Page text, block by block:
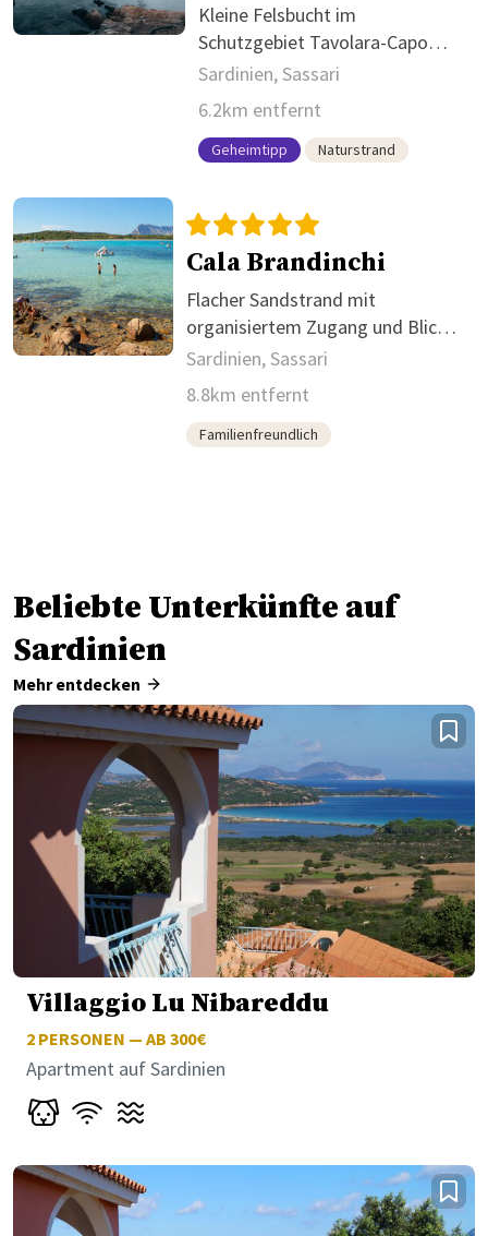
Kleine Felsbucht im
Schutzgebiet Tavolara-Capo
Coda Cavallo
Sardinien, Sassari
6.2km entfernt
Geheimtipp Naturstrand
Cala Brandinchi
Flacher Sandstrand mit
organisiertem Zugang und Blick
auf Tavolara
Sardinien, Sassari
8.8km entfernt
Familienfreundlich
Beliebte Unterkünfte auf
Sardinien
Mehr entdecken
Villaggio Lu Nibareddu
2 PERSONEN — AB 300€
Apartment auf Sardinien